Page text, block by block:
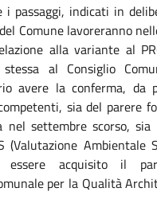
passaggi, indicati in
Comune lavoreranno
alla variante al
al Consiglio
avere la conferma, da
sia del parere
nel settembre scorso,
(Valutazione Ambientale
essere acquisito il
per la Qualità